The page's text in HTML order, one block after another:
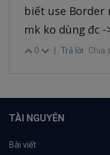
biết use Border
mk ko dùng đc -
0 Trả lời Chia
TÀI NGUYÊN
Bài viết